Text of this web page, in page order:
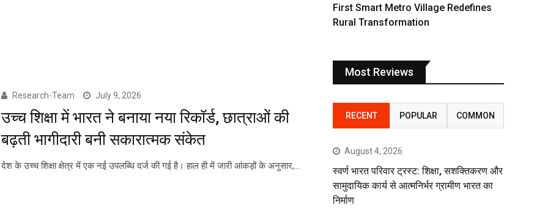
Research-Team July 9, 2026
उच्च शिक्षा में भारत ने बनाया नया रिकॉर्ड, छात्राओं की
बढ़ती भागीदारी बनी सकारात्मक संकेत
देश के उच्च शिक्षा क्षेत्र में एक नई उपलब्धि दर्ज की गई है। हाल ही में जारी आंकड़ों के अनुसार,…
First Smart Metro Village Redefines
Rural Transformation
Most Reviews
RECENT POPULAR COMMON
August 4, 2026
स्वर्ण भारत परिवार ट्रस्ट: शिक्षा, सशक्तिकरण और
सामुदायिक कार्य से आत्मनिर्भर ग्रामीण भारत का
निर्माण